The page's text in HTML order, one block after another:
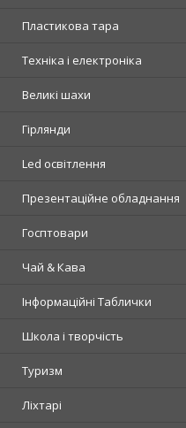
Пластикова тара
Техніка і електроніка
Великі шахи
Гірлянди
Led освітлення
Презентаційне обладнання
Госптовари
Чай & Кава
Інформаційні Таблички
Школа і творчість
Туризм
Ліхтарі